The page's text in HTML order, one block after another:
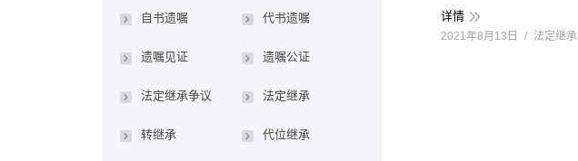
详情
2021年8月13日 法定继承
自书遗嘱 代书遗嘱
遗嘱见证 遗嘱公证
法定继承争议 法定继承
转继承 代位继承